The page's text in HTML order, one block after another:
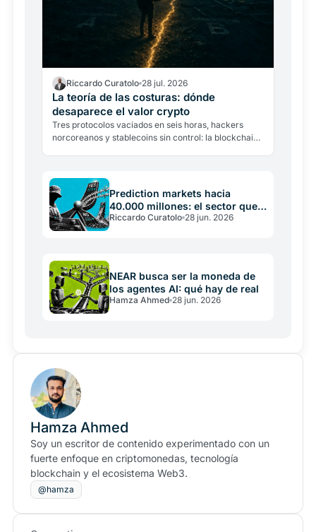
Riccardo Curatolo 28 jul. 2026
La teoría de las costuras: dónde
desaparece el valor crypto
Tres protocolos vaciados en seis horas, hackers
norcoreanos y stablecoins sin control: la blockchain
Prediction markets hacia
40.000 millones: el sector que
crece mientras crypto cae
Riccardo Curatolo 28 jun. 2026
NEAR busca ser la moneda de
los agentes AI: qué hay de real
Hamza Ahmed 28 jun. 2026
Hamza Ahmed
Soy un escritor de contenido experimentado con un
fuerte enfoque en criptomonedas, tecnología
blockchain y el ecosistema Web3.
@hamza